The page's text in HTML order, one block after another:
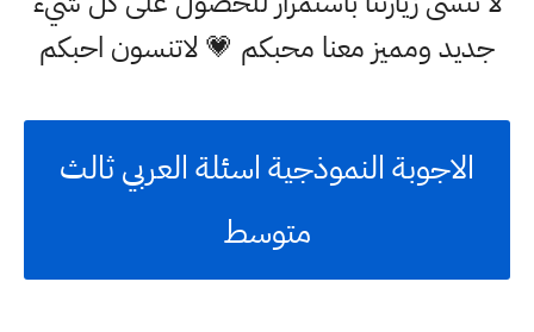
جديد ومميز معنا محبكم 💗 لاتنسون احبكم
الاجوبة النموذجية اسئلة العربي ثالث
متوسط